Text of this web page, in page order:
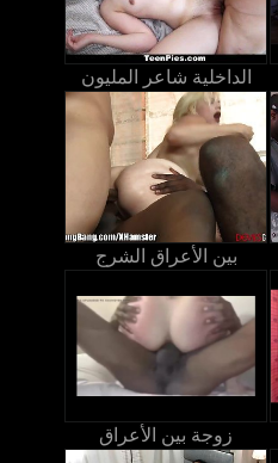
الداخلية شاعر المليون
بين الأعراق الشرج
زوجة بين الأعراق